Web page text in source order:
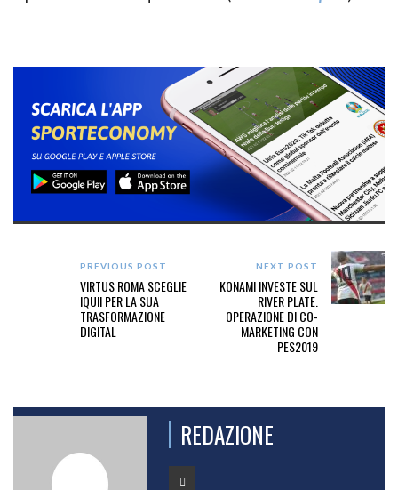
PREVIOUS POST
VIRTUS ROMA SCEGLIE
IQUII PER LA SUA
TRASFORMAZIONE
DIGITAL
NEXT POST
KONAMI INVESTE SUL
RIVER PLATE.
OPERAZIONE DI CO-
MARKETING CON
PES2019
REDAZIONE